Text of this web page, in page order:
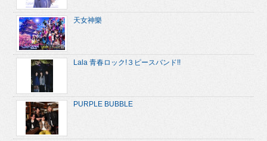
天女神樂
Lala 青春ロック!３ピースバンド!!
PURPLE BUBBLE